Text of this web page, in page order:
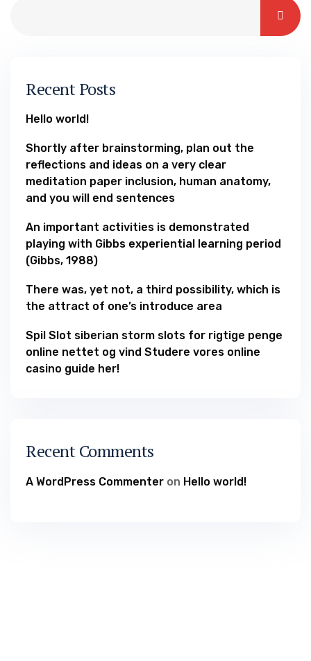
Recent Posts
Hello world!
Shortly after brainstorming, plan out the
reflections and ideas on a very clear
meditation paper inclusion, human anatomy,
and you will end sentences
An important activities is demonstrated
playing with Gibbs experiential learning period
(Gibbs, 1988)
There was, yet not, a third possibility, which is
the attract of one’s introduce area
Spil Slot siberian storm slots for rigtige penge
online nettet og vind Studere vores online
casino guide her!
Recent Comments
A WordPress Commenter on Hello world!